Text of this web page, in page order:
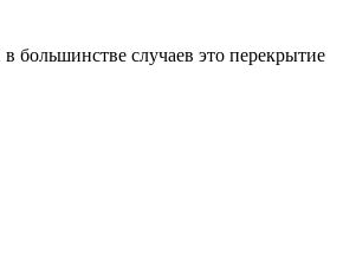
большинстве случаев это перекрытие